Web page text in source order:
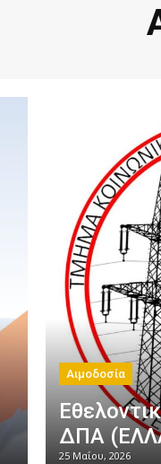
Αιμοδοσία
ΔΠΑ
25 Μαΐου, 2026